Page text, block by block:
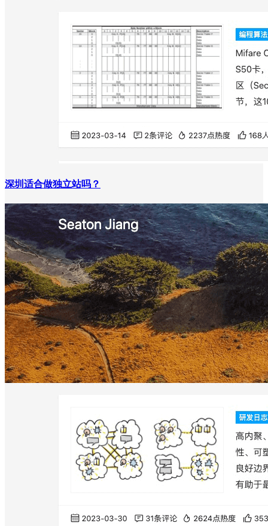
深圳适合做独立站吗？